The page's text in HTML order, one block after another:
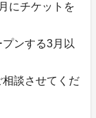
にチケットを
ンする3月以
談させてくだ